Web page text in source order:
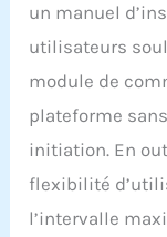
un manuel
utilisateurs
module de
plateforme
initiation. En
flexibilité
l’intervalle